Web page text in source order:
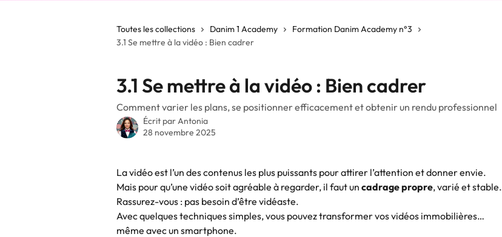
Toutes les collections Danim 1 Academy
Formation Danim Academy n°3
3.1 Se mettre à la vidéo : Bien cadrer
3.1 Se mettre à la vidéo : Bien cadrer
Comment varier les plans, se positionner efficacement et obtenir un rendu professionnel
Écrit parAntonia
28 novembre 2025
La vidéo est l’un des contenus les plus puissants pour attirer l’attention et donner envie.
Mais pour qu’une vidéo soit agréable à regarder, il faut un cadrage propre, varié et stable.
Rassurez-vous : pas besoin d’être vidéaste.
Avec quelques techniques simples, vous pouvez transformer vos vidéos immobilières…
même avec un smartphone.